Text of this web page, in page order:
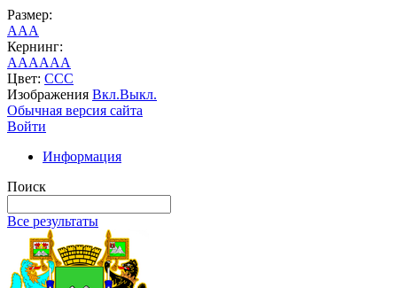
Размер:
AAA
Кернинг:
AAAAAA
Цвет: CCC
Изображения Вкл.Выкл.
Обычная версия сайта
Войти
Информация
Поиск
Все результаты